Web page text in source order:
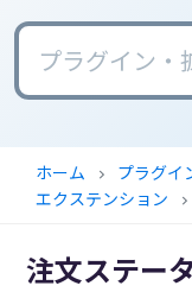
ン
に
バ
に
キ
プ
モ
ー
ネ
に
ホーム chevron_right プラグイ
エクステンション
chevron_right
注文ステー